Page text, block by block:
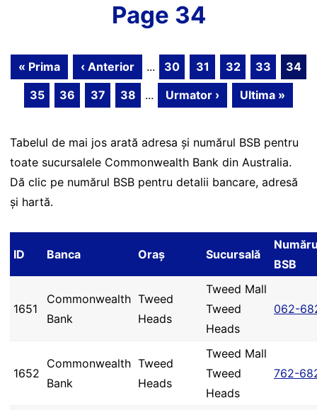
Page 34
« Prima ‹ Anterior ... 30 31 32 33
34
35
36 37 38 ... Urmator › Ultima »
Tabelul de mai jos arată adresa și numărul BSB pentru
toate sucursalele Commonwealth Bank din Australia.
Dă clic pe numărul BSB pentru detalii bancare, adresă
și hartă.
ID Banca Oraș Sucursală
BSB
1651
Commonwealth
Bank
Tweed
Heads
Tweed Mall
Tweed
Heads
062-
1652
Commonwealth
Bank
Tweed
Heads
Tweed Mall
Tweed
Heads
762-